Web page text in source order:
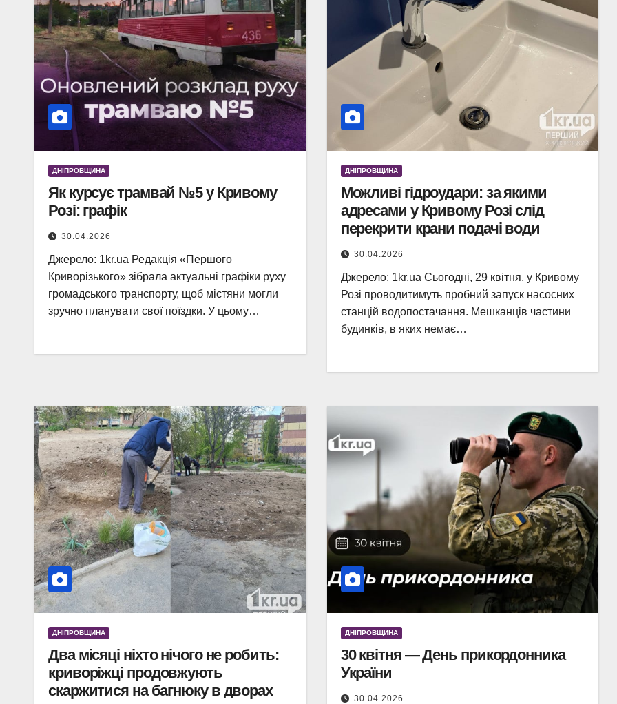
ДНІПРОВЩИНА
Як курсує трамвай №5 у Кривому
Розі: графік
30.04.2026
Джерело: 1kr.ua Редакція «Першого
Криворізького» зібрала актуальні графіки руху
громадського транспорту, щоб містяни могли
зручно планувати свої поїздки. У цьому…
ДНІПРОВЩИНА
Можливі гідроудари: за якими
адресами у Кривому Розі слід
перекрити крани подачі води
30.04.2026
Джерело: 1kr.ua Сьогодні, 29 квітня, у Кривому
Розі проводитимуть пробний запуск насосних
станцій водопостачання. Мешканців частини
будинків, в яких немає…
ДНІПРОВЩИНА
Два місяці ніхто нічого не робить:
криворіжці продовжують
скаржитися на багнюку в дворах
ДНІПРОВЩИНА
30 квітня — День прикордонника
України
30.04.2026